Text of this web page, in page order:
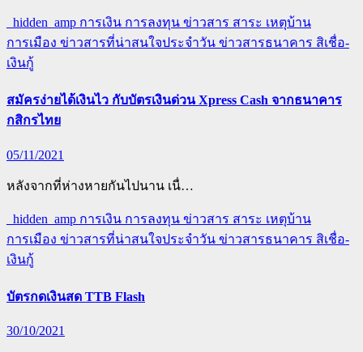
_hidden_amp การเงิน การลงทุน ข่าวสาร สาระ เหตุบ้าน
การเมือง ข่าวสารที่น่าสนใจประจำวัน ข่าวสารธนาคาร สิเชื่อ-
เงินกู้
สมัครง่ายได้เงินไว กับบัตรเงินด่วน Xpress Cash จากธนาคาร
กสิกรไทย
05/11/2021
หลังจากที่ห่างหายกันไปนาน เนื่…
_hidden_amp การเงิน การลงทุน ข่าวสาร สาระ เหตุบ้าน
การเมือง ข่าวสารที่น่าสนใจประจำวัน ข่าวสารธนาคาร สิเชื่อ-
เงินกู้
บัตรกดเงินสด TTB Flash
30/10/2021